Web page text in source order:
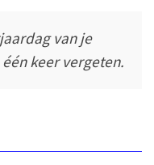
van je
keer vergeten.